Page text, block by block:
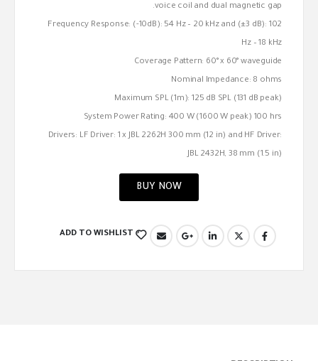
voice coil and dual magnetic gap.
Frequency Response: (-10dB): 54 Hz – 20 kHz and (±3 dB): 102
Hz – 18 kHz
Coverage Pattern: 60° x 60° waveguide
Nominal Impedance: 8 ohms
Maximum SPL (1m): 125 dB SPL (131 dB peak)
System Power Rating: 400 W (1600 W peak) 100 hrs
Drivers: LF Driver: 1 x JBL 2262H 300 mm (12 in) and HF Driver:
JBL 2432H, 38 mm (1.5 in)
BUY NOW
ADD TO WISHLIST